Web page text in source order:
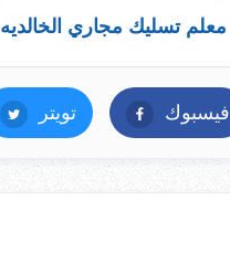
معلم تسليك مجاري الخالديه
فيسبوك فيسبوكتويتر